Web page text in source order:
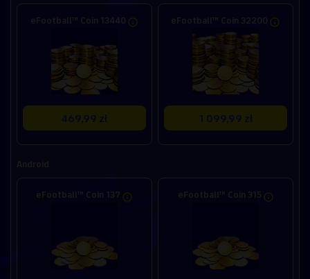
eFootball™ Coin 13440
469,99 zł
eFootball™ Coin 32200
1 099,99 zł
eFootball™ Coin 137 eFootball™ Coin 315